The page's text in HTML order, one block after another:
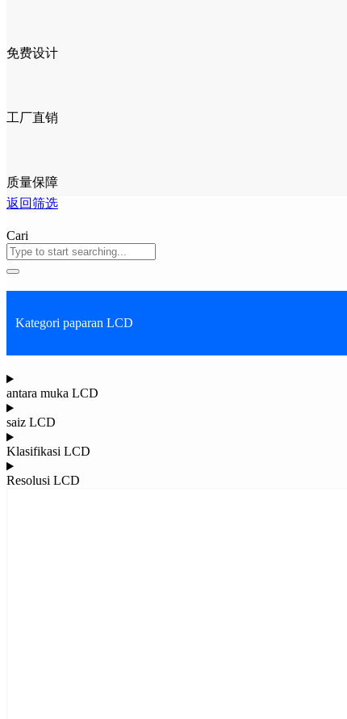
免费设计
工厂直销
质量保障
返回筛选
Cari
Kategori paparan LCD
antara muka LCD
saiz LCD
Klasifikasi LCD
Resolusi LCD